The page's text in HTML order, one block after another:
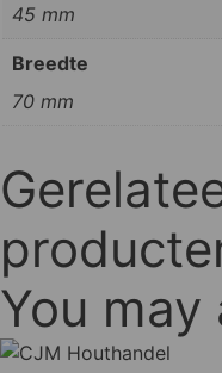
45 mm
Breedte
70 mm
You